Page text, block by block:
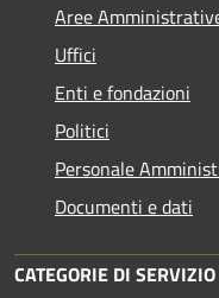
Aree
Uffici
Enti e fondazioni
Politici
Personale
Documenti e dati
CATEGORIE DI SERVIZIO